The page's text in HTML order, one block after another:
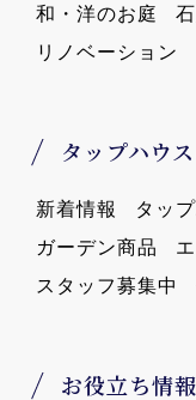
和・洋のお庭
リノベーション
タップハウ
新着情報
タッ
ガーデン商品
スタッフ募集中
お役立ち情報